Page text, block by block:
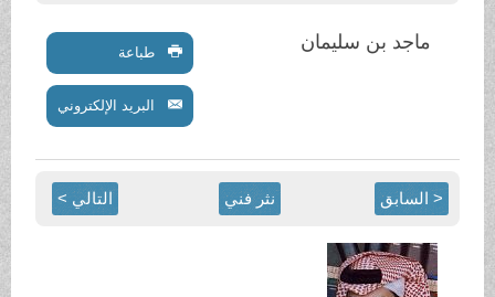
ماجد بن سليمان طباعة
البريد الإلكتروني
< السابق نثر فني التالي >